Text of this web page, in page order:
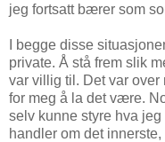
jeg fortsatt bærer som
I begge disse
private. Å stå frem slik
var villig til. Det var over
for meg å la det være.
selv kunne styre hva
handler om det